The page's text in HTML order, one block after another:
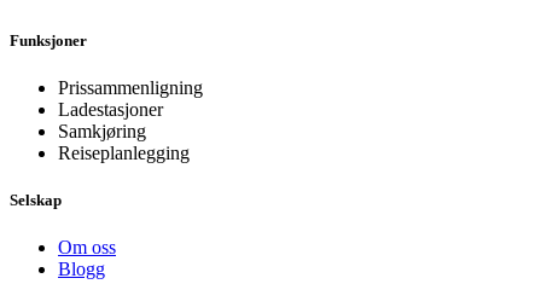
Funksjoner
Prissammenligning
Ladestasjoner
Samkjøring
Reiseplanlegging
Selskap
Om oss
Blogg